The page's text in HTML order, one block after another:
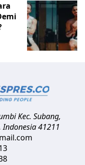
Kec. Subang,
Indonesia41211